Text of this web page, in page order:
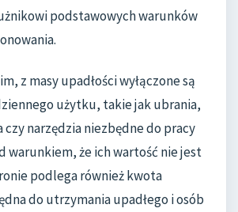
podstawowych warunków
z masy upadłości wyłączone są
użytku, takie jak ubrania,
narzędzia niezbędne do pracy
warunkiem, że ich wartość nie jest
podlega również kwota
do utrzymania upadłego i osób